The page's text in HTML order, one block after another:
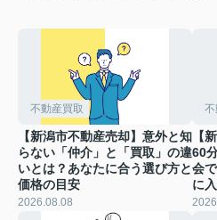
不動産買取
【新潟市不動産売却】意外と知
らない「仲介」と「買取」の違
いとは？あなたに合う選び方と
価格の目安
2026.08.08
不
【
60
会
に